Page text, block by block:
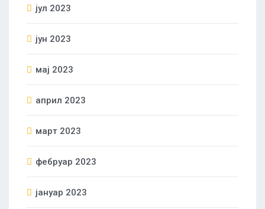
јул 2023
јун 2023
мај 2023
април 2023
март 2023
фебруар 2023
јануар 2023